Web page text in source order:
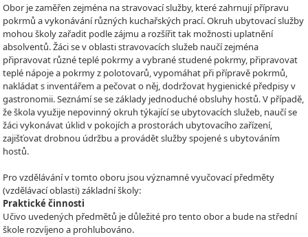
Obor je zaměřen zejména na stravovací služby, které zahrnují přípravu
pokrmů a vykonávání různých kuchařských prací. Okruh ubytovací služby
mohou školy zařadit podle zájmu a rozšířit tak možnosti uplatnění
absolventů. Žáci se v oblasti stravovacích služeb naučí zejména
připravovat různé teplé pokrmy a vybrané studené pokrmy, připravovat
teplé nápoje a pokrmy z polotovarů, vypomáhat při přípravě pokrmů,
nakládat s inventářem a pečovat o něj, dodržovat hygienické předpisy v
gastronomii. Seznámí se se základy jednoduché obsluhy hostů. V případě,
že škola využije nepovinný okruh týkající se ubytovacích služeb, naučí se
žáci vykonávat úklid v pokojích a prostorách ubytovacího zařízení,
zajišťovat drobnou údržbu a provádět služby spojené s ubytováním
hostů.
Pro vzdělávání v tomto oboru jsou významné vyučovací předměty
(vzdělávací oblasti) základní školy:
Praktické činnosti
Učivo uvedených předmětů je důležité pro tento obor a bude na střední
škole rozvíjeno a prohlubováno.